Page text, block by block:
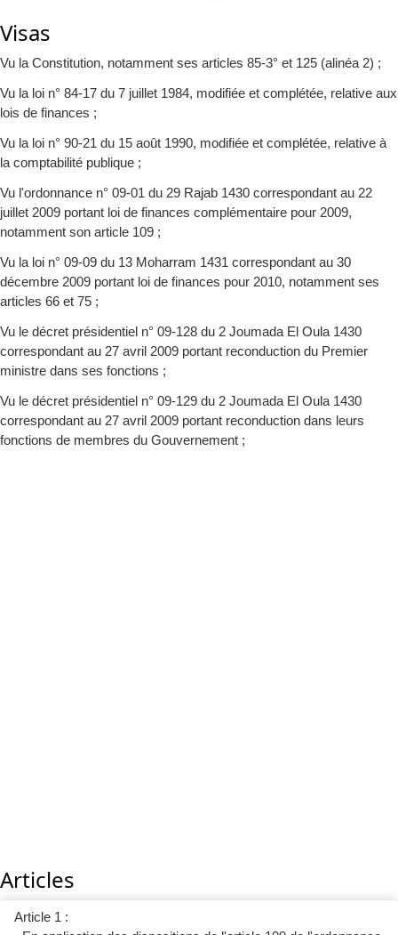
Visas
Vu la Constitution, notamment ses articles 85-3° et 125 (alinéa 2) ;
Vu la loi n° 84-17 du 7 juillet 1984, modifiée et complétée, relative aux
lois de finances ;
Vu la loi n° 90-21 du 15 août 1990, modifiée et complétée, relative à
la comptabilité publique ;
Vu l'ordonnance n° 09-01 du 29 Rajab 1430 correspondant au 22
juillet 2009 portant loi de finances complémentaire pour 2009,
notamment son article 109 ;
Vu la loi n° 09-09 du 13 Moharram 1431 correspondant au 30
décembre 2009 portant loi de finances pour 2010, notamment ses
articles 66 et 75 ;
Vu le décret présidentiel n° 09-128 du 2 Joumada El Oula 1430
correspondant au 27 avril 2009 portant reconduction du Premier
ministre dans ses fonctions ;
Vu le décret présidentiel n° 09-129 du 2 Joumada El Oula 1430
correspondant au 27 avril 2009 portant reconduction dans leurs
fonctions de membres du Gouvernement ;
Articles
Article 1 :